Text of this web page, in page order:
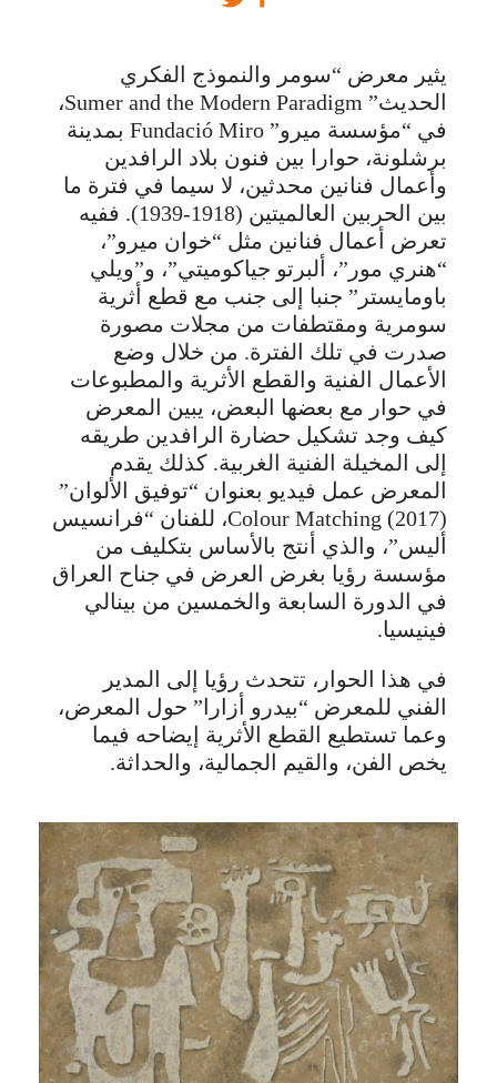
يثير معرض “سومر والنموذج الفكري
الحديث” Sumer and the Modern Paradigm،
في “مؤسسة ميرو” Fundació Miro بمدينة
برشلونة، حوارا بين فنون بلاد الرافدين
وأعمال فنانين محدثين، لا سيما في فترة ما
بين الحربين العالميتين (1918-1939). ففيه
تعرض أعمال فنانين مثل “خوان ميرو”،
“هنري مور”، ألبرتو جياكوميتي”، و”ويلي
باومايستر” جنبا إلى جنب مع قطع أثرية
سومرية ومقتطفات من مجلات مصورة
صدرت في تلك الفترة. من خلال وضع
الأعمال الفنية والقطع الأثرية والمطبوعات
في حوار مع بعضها البعض، يبين المعرض
كيف وجد تشكيل حضارة الرافدين طريقه
إلى المخيلة الفنية الغربية. كذلك يقدم
المعرض عمل فيديو بعنوان “توفيق الألوان”
Colour Matching (2017)، للفنان “فرانسيس
أليس”، والذي أنتج بالأساس بتكليف من
مؤسسة رؤيا بغرض العرض في جناح العراق
في الدورة السابعة والخمسين من بينالي
فينيسيا.
في هذا الحوار، تتحدث رؤيا إلى المدير
الفني للمعرض “بيدرو أزارا” حول المعرض،
وعما تستطيع القطع الأثرية إيضاحه فيما
يخص الفن، والقيم الجمالية، والحداثة.